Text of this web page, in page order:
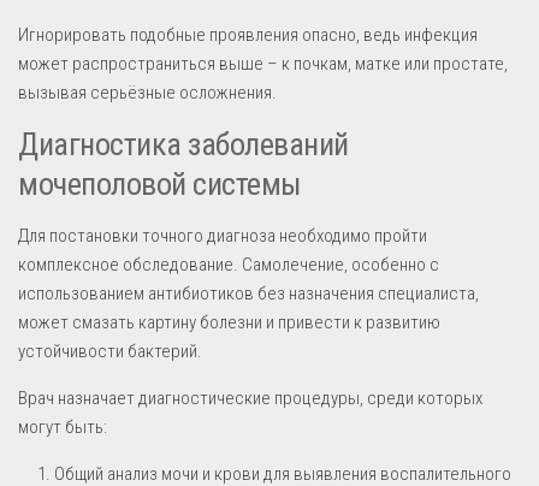
Игнорировать подобные проявления опасно, ведь инфекция
может распространиться выше – к почкам, матке или простате,
вызывая серьёзные осложнения.
Диагностика заболеваний
мочеполовой системы
Для постановки точного диагноза необходимо пройти
комплексное обследование. Самолечение, особенно с
использованием антибиотиков без назначения специалиста,
может смазать картину болезни и привести к развитию
устойчивости бактерий.
Врач назначает диагностические процедуры, среди которых
могут быть:
Общий анализ мочи и крови для выявления воспалительного